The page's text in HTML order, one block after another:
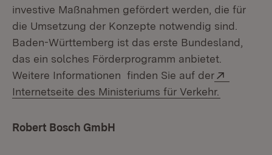
investive Maßnahmen gefördert werden, die für
die Umsetzung der Konzepte notwendig sind.
Baden-Württemberg ist das erste Bundesland,
das ein solches Förderprogramm anbietet.
Weitere Informationen finden Sie auf der
Internetseite des Ministeriums für Verkehr.
Robert Bosch GmbH